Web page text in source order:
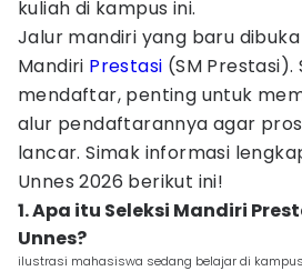
kuliah di kampus ini.
Jalur mandiri yang baru
Mandiri Prestasi (SM Prestasi).
mendaftar, penting untuk
alur pendaftarannya agar
lancar. Simak informasi
Unnes 2026 berikut ini!
1. Apa itu Seleksi Mandiri
Unnes?
ilustrasi mahasiswa sedang belajar di